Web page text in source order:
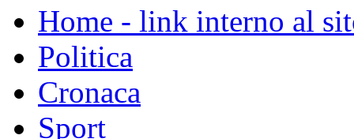
Home - link interno al
Politica
Cronaca
Sport